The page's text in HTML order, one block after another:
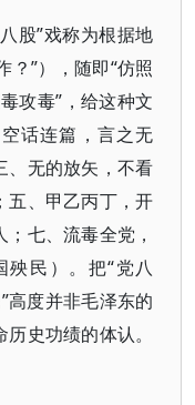
股”戏称为根据地
？”），随即“仿照
攻毒”，给这种文
话连篇，言之无
、无的放矢，不看
五、甲乙丙丁，开
七、流毒全党，
民）。把“党八
高度并非毛泽东的
史功绩的体认。